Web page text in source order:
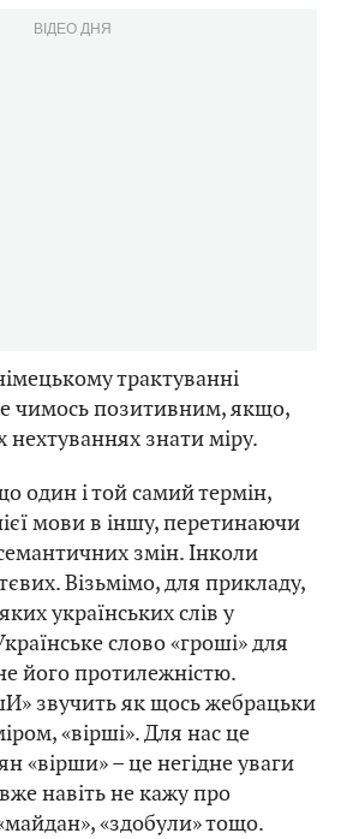
ВІДЕО ДНЯ
трактуванні
чимось позитивним, якщо,
нехтуваннях знати міру.
один і той самий термін,
мови в іншу, перетинаючи
змін. Інколи
Візьмімо, для прикладу,
українських слів у
слово «гроші» для
його протилежністю.
звучить як щось жебрацьки
«вірші». Для нас це
«вірши» – це негідне уваги
навіть не кажу про
«здобули» тощо.